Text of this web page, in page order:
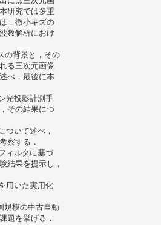
研究では多重
，微小キズの
数解析におけ
背景と，その
る三次元画像
べ，最後に本
光投影計測手
その結果につ
ついて述べ，
察する．
ィルタに基づ
結果を提示し，
用いた実用化
規模の中古自動
題を挙げる．